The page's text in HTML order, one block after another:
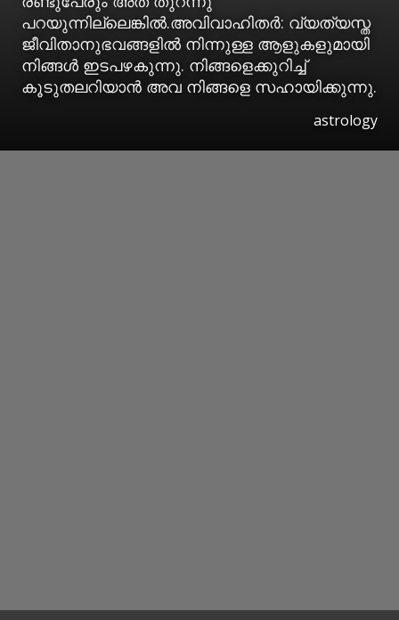
പറയുന്നില്ലെങ്കില്‍.അവിവാഹിതര്‍: വ്യത്യസ്ത
ജീവിതാനുഭവങ്ങളില്‍ നിന്നുള്ള ആളുകളുമായി
നിങ്ങള്‍ ഇടപഴകുന്നു. നിങ്ങളെക്കുറിച്ച്
കൂടുതലറിയാന്‍ അവ നിങ്ങളെ സഹായിക്കുന്നു.
astrology